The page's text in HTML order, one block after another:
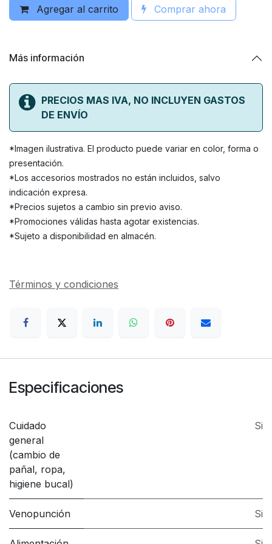
Agregar al carrito Comprar ahora
Más información
PRECIOS MAS IVA, NO INCLUYEN GASTOS
DE ENVÍO
*Imagen ilustrativa. El producto puede variar en color, forma o
presentación.
*Los accesorios mostrados no están incluidos, salvo
indicación expresa.
*Precios sujetos a cambio sin previo aviso.
*Promociones válidas hasta agotar existencias.
*Sujeto a disponibilidad en almacén.
Términos y condiciones
Especificaciones
Cuidado
general
(cambio de
pañal, ropa,
higiene bucal)
Si
Venopunción Si